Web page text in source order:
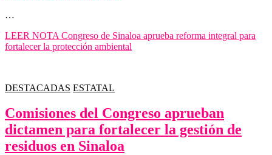
…
LEER NOTA Congreso de Sinaloa aprueba reforma integral para
fortalecer la protección ambiental
DESTACADAS ESTATAL
Comisiones del Congreso aprueban
dictamen para fortalecer la gestión de
residuos en Sinaloa